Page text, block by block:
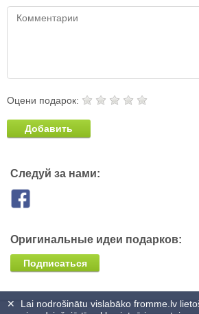
Оцени подарок:
Добавить
Следуй за нами:
Оригинальные идеи подарков:
Подписаться
Lai nodrošinātu vislabāko fromme.lv
✕